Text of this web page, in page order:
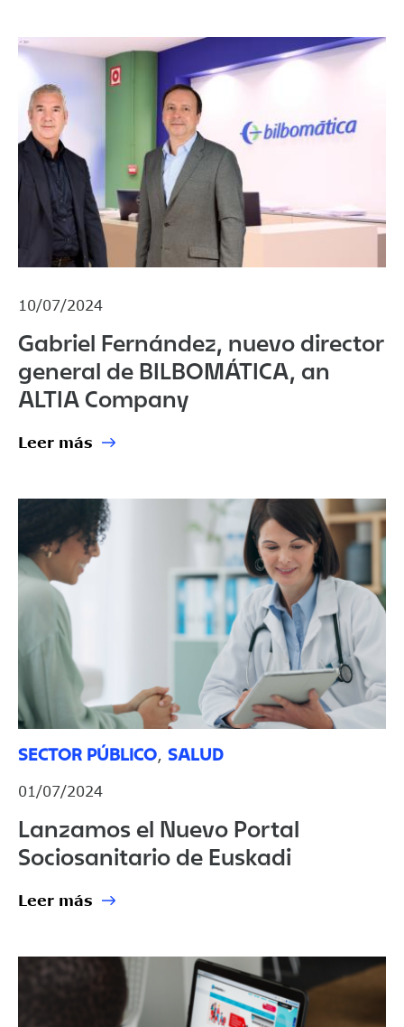
10/07/2024
Gabriel Fernández, nuevo director
general de BILBOMÁTICA, an
ALTIA Company
Leer más
SECTOR PÚBLICO, SALUD
01/07/2024
Lanzamos el Nuevo Portal
Sociosanitario de Euskadi
Leer más